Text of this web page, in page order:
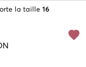
la taille 16